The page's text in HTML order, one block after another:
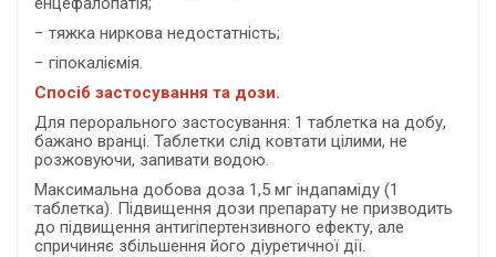
− тяжка ниркова недостатність;
− гіпокаліємія.
Спосіб застосування та дози.
Для перорального застосування: 1 таблетка на добу,
бажано вранці. Таблетки слід ковтати цілими, не
розжовуючи, запивати водою.
Максимальна добова доза 1,5 мг індапаміду (1
таблетка). Підвищення дози препарату не призводить
до підвищення антигіпертензивного ефекту, але
спричиняє збільшення його діуретичної дії.